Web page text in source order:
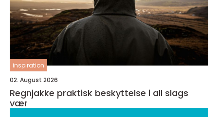
inspiration
02. August 2026
Regnjakke praktisk beskyttelse i all slags
vær